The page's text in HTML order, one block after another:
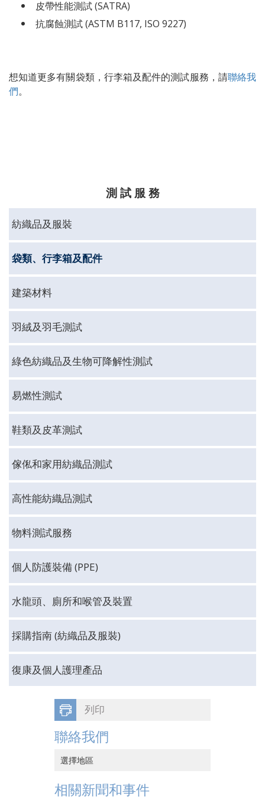
皮帶性能測試 (SATRA)
抗腐蝕測試 (ASTM B117, ISO 9227)
想知道更多有關袋類，行李箱及配件的測試服務 ， 請聯絡我
們。
測 試 服 務
紡織品及服裝
袋類、行李箱及配件
建築材料
羽絨及羽毛測試
綠色紡織品及生物可降解性測試
易燃性測試
鞋類及皮革測試
傢俬和家用紡織品測試
高性能紡織品測試
物料測試服務
個人防護裝備 (PPE)
水龍頭、廁所和喉管及裝置
採購指南 (紡織品及服裝)
復康及個人護理產品
列印
聯絡我們
選擇地區
中國香港
相關新聞和事件